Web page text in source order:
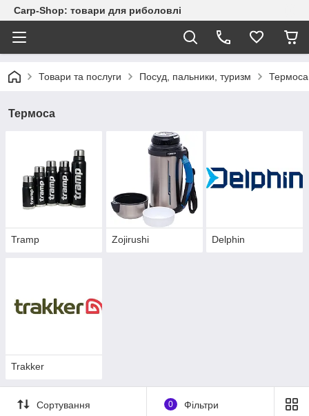
Carp-Shop: товари для риболовлі
Товари та послуги Посуд, пальники, туризм Термоса
Термоса
Tramp Zojirushi Delphin
Trakker
Сортування 0 Фільтри